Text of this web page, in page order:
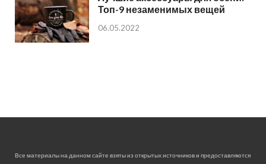
Топ-9 незаменимых вещей
06.05.2022
Все материалы на данном сайте взяты из открытых источников и предоставляются